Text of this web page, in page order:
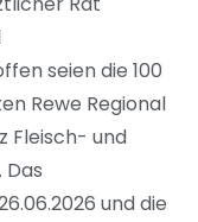
seien die 100
Rewe Regional
Fleisch- und
und die